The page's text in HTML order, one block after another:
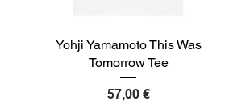
Yohji Yamamoto This Was
Tomorrow Tee
Preis
57,00 €